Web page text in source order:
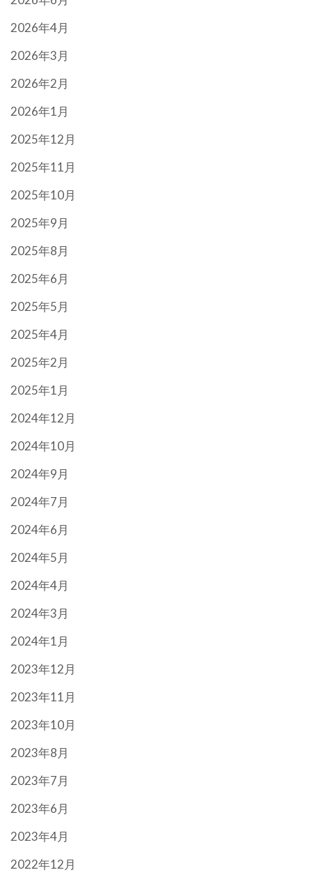
2026年4月
2026年3月
2026年2月
2026年1月
2025年12月
2025年11月
2025年10月
2025年9月
2025年8月
2025年6月
2025年5月
2025年4月
2025年2月
2025年1月
2024年12月
2024年10月
2024年9月
2024年7月
2024年6月
2024年5月
2024年4月
2024年3月
2024年1月
2023年12月
2023年11月
2023年10月
2023年8月
2023年7月
2023年6月
2023年4月
2022年12月